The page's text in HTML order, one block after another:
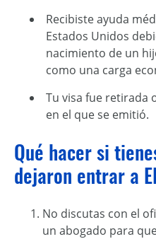
Recibiste ayuda
Estados Unidos
nacimiento de un
como una carga
Tu visa fue retirada
en el que se emitió.
Qué hacer si
dejaron entrar a
No discutas con el
un abogado para